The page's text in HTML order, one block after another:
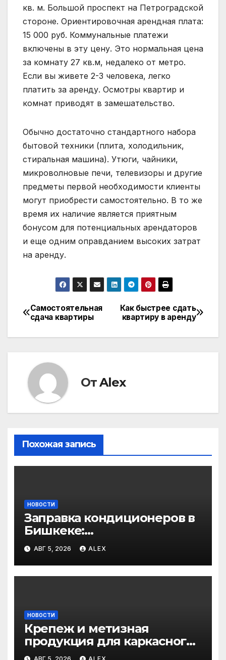
кв. м. Большой проспект на Петроградской
стороне. Ориентировочная арендная плата:
15 000 руб. Коммунальные платежи
включены в эту цену. Это нормальная цена
за комнату 27 кв.м, недалеко от метро.
Если вы живете 2-3 человека, легко
платить за аренду. Осмотры квартир и
комнат приводят в замешательство.
Обычно достаточно стандартного набора
бытовой техники (плита, холодильник,
стиральная машина). Утюги, чайники,
микроволновые печи, телевизоры и другие
предметы первой необходимости клиенты
могут приобрести самостоятельно. В то же
время их наличие является приятным
бонусом для потенциальных арендаторов
и еще одним оправданием высоких затрат
на аренду.
Навигация
по
Как быстрее сдать
квартиру в аренду
Самостоятельная
сдача квартиры
ОтAlex
Похожая запись
НОВОСТИ
Заправка кондиционеров в
Бишкеке:
профессиональные услуги
для дома и авто
АВГ 5, 2026 ALEX
НОВОСТИ
Крепеж и метизная
продукция для каркасного
и загородного